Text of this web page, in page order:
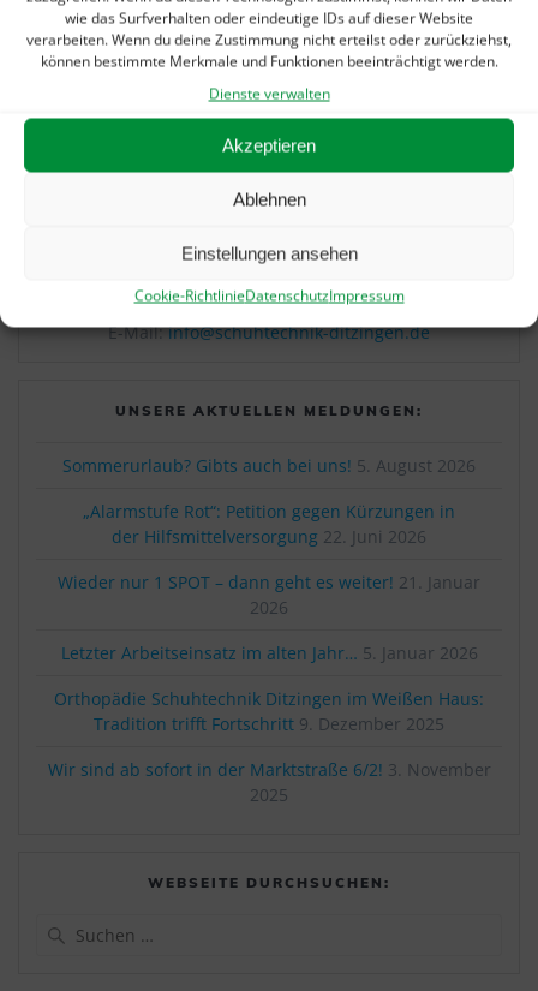
wie das Surfverhalten oder eindeutige IDs auf dieser Website
verarbeiten. Wenn du deine Zustimmung nicht erteilst oder zurückziehst,
können bestimmte Merkmale und Funktionen beeinträchtigt werden.
Dienste verwalten
Akzeptieren
Ablehnen
Einstellungen ansehen
Cookie-RichtlinieDatenschutzImpressum
Beitragsnavigation
Vorheriger
Beitrag:
26.
Bädlestriathlon: Marc
Schaller erreichte 10.
Platz
Nächster:Nächster
Sonderaktion
IHR SCHNELLKONTAKT:
Telefon: 07156 / 3070360
E-Mail:info@schuhtechnik-ditzingen.de
UNSERE AKTUELLEN MELDUNGEN:
Sommerurlaub? Gibts auch bei uns! 5. August 2026
„Alarmstufe Rot“: Petition gegen Kürzungen in
der Hilfsmittelversorgung 22. Juni 2026
Wieder nur 1 SPOT – dann geht es weiter! 21. Januar
2026
Letzter Arbeitseinsatz im alten Jahr… 5. Januar 2026
Orthopädie Schuhtechnik Ditzingen im Weißen Haus:
Tradition trifft Fortschritt 9. Dezember 2025
Wir sind ab sofort in der Marktstraße 6/2! 3. November
2025
WEBSEITE DURCHSUCHEN: